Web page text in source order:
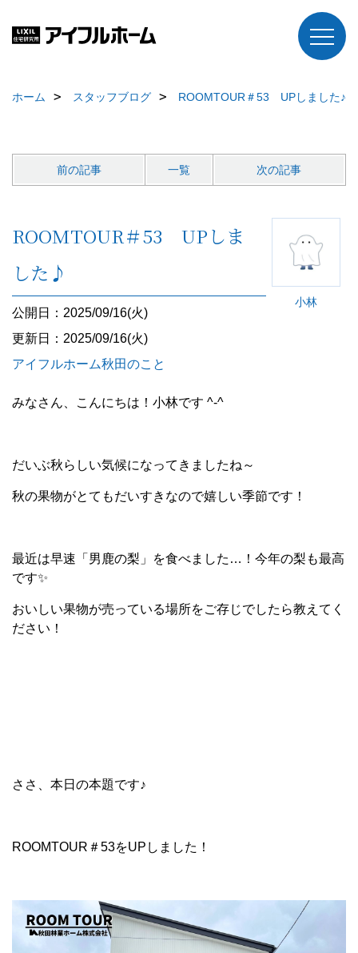
ホーム スタッフブログ ROOMTOUR＃53 UPしました♪
前の記事 一覧 次の記事
小林
ROOMTOUR＃53 UPしま
した♪
公開日：2025/09/16(火)
更新日：2025/09/16(火)
アイフルホーム秋田のこと
みなさん、こんにちは！小林です ^-^
だいぶ秋らしい気候になってきましたね～
秋の果物がとてもだいすきなので嬉しい季節です！
最近は早速「男鹿の梨」を食べました…！今年の梨も最高
です✨
おいしい果物が売っている場所をご存じでしたら教えてく
ださい！
ささ、本日の本題です♪
ROOMTOUR＃53をUPしました！